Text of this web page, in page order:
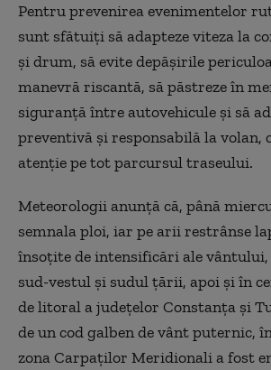
Pentru prevenirea evenimentelor
sunt sfătuiţi să adapteze viteza la
şi drum, să evite depăşirile
manevră riscantă, să păstreze în
siguranţă între autovehicule şi să
preventivă şi responsabilă la volan,
atenţie pe tot parcursul traseului.
Meteorologii anunţă că, până
semnala ploi, iar pe arii restrânse
însoţite de intensificări ale
sud-vestul şi sudul ţării, apoi şi în
de litoral a judeţelor Constanţa şi
de un cod galben de vânt puternic,
zona Carpaţilor Meridionali a fost